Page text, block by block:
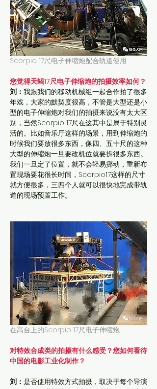
Scorpio 17尺电子伸缩炮配合轨道使用
您觉得天蝎17尺电子伸缩炮的拍摄效率如何？
刘： 我跟我们的移动机械组一起合作拍了很多
年戏，大家的默契度很高，不管是大型还是小
型的电子伸缩炮对我们的拍摄来说没有太大区
别，当然Scorpio 17尺在这其中是属于特别灵
活的。比如音乐厅这样的场景，用到伸缩炮的
时候我们要放很多东西，像四、五十尺的这种
大型的伸缩炮一旦要改机位就要拆很多东西。
我们一旦定了位置，就不会轻易挪动，重新布
置现场要花很长时间，Scorpio17这样的尺寸
就方便很多，三四个人就可以很快地完成带轨
道的现场预置工作。
在高台上的Scorpio 17尺电子伸缩炮
对特效合成类的拍摄有什么感受？您如何看待
中国的电影工业化制作？
刘： 是否使用特效方式拍摄，取决于每个导演